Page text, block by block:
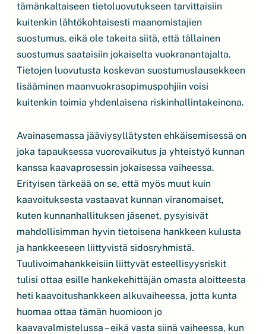
tämänkaltaiseen tietoluovutukseen tarvittaisiin
kuitenkin lähtökohtaisesti maanomistajien
suostumus, eikä ole takeita siitä, että tällainen
suostumus saataisiin jokaiselta vuokranantajalta.
Tietojen luovutusta koskevan suostumuslausekkeen
lisääminen maanvuokrasopimuspohjiin voisi
kuitenkin toimia yhdenlaisena riskinhallintakeinona.
Avainasemassa jääviysyllätysten ehkäisemisessä on
joka tapauksessa vuorovaikutus ja yhteistyö kunnan
kanssa kaavaprosessin jokaisessa vaiheessa.
Erityisen tärkeää on se, että myös muut kuin
kaavoituksesta vastaavat kunnan viranomaiset,
kuten kunnanhallituksen jäsenet, pysyisivät
mahdollisimman hyvin tietoisena hankkeen kulusta
ja hankkeeseen liittyvistä sidosryhmistä.
Tuulivoimahankkeisiin liittyvät esteellisyysriskit
tulisi ottaa esille hankekehittäjän omasta aloitteesta
heti kaavoitushankkeen alkuvaiheessa, jotta kunta
huomaa ottaa tämän huomioon jo
kaavavalmistelussa – eikä vasta siinä vaiheessa, kun